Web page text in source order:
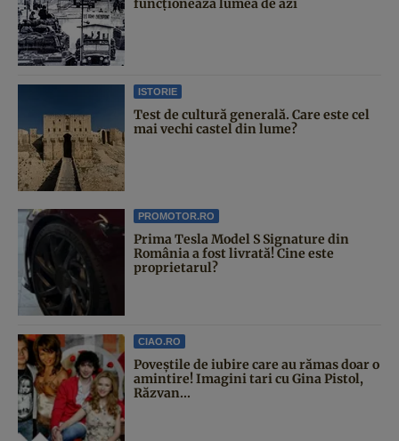
funcționează lumea de azi
ISTORIE
Test de cultură generală. Care este cel
mai vechi castel din lume?
PROMOTOR.RO
Prima Tesla Model S Signature din
România a fost livrată! Cine este
proprietarul?
CIAO.RO
Poveştile de iubire care au rămas doar o
amintire! Imagini tari cu Gina Pistol,
Răzvan...